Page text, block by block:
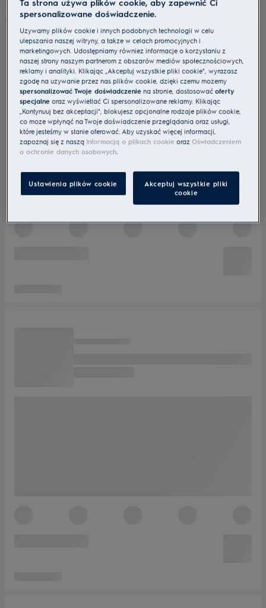
Ta strona używa plików cookie, aby zapewnić Ci
spersonalizowane doświadczenie.
Używamy plików cookie i innych podobnych technologii w celu
ulepszania naszej witryny, a także w celach promocyjnych i
marketingowych. Udostępniamy również informacje o korzystaniu z
naszej strony naszym partnerom z obszarów mediów społecznościowych,
reklamy i analityki. Klikając „Akceptuj wszystkie pliki cookie", wyrażasz
zgodę na używanie przez nas plików cookie, dzięki czemu możemy
spersonalizować Twoje doświadczenie na stronie, dostosowaćoferty
specjalne oraz wyświetlać Ci spersonalizowane reklamy. Klikając
„Kontynuuj bez akceptacji", blokujesz opcjonalne rodzaje plików cookie,
co może wpłynąć na Twoje doświadczenie przeglądania oraz usługi,
które jesteśmy w stanie oferować. Aby uzyskać więcej informacji,
zapoznaj się z naszą Informacją o plikach cookie orazOświadczeniem
o ochronie danych osobowych.
Ustawienia plików cookie
Akceptuj wszystkie pliki
cookie